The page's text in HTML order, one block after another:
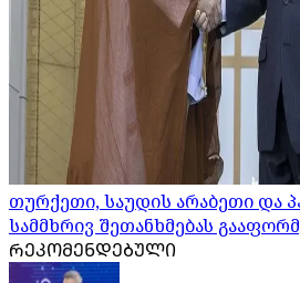
თურქეთი, საუდის არაბეთი და
სამმხრივ შეთანხმებას
ᲠᲔᲙᲝᲛᲔᲜᲓᲔᲑᲣᲚᲘ